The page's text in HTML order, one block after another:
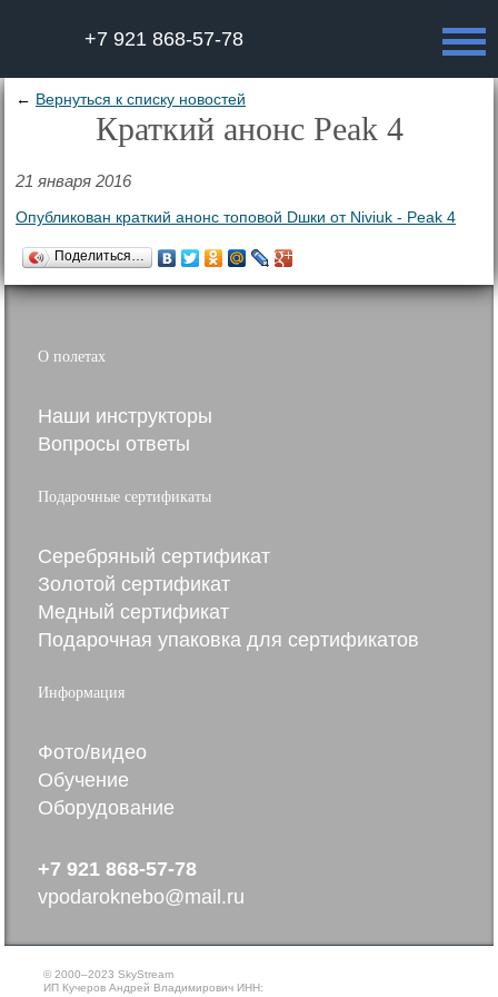
+7 921 868-57-78
← Вернуться к списку новостей
Краткий анонс Peak 4
21 января 2016
Опубликован краткий анонс топовой Dшки от Niviuk - Peak 4
Поделиться…
О полетах
Наши инструкторы
Вопросы ответы
Подарочные сертификаты
Серебряный сертификат
Золотой сертификат
Медный сертификат
Подарочная упаковка для сертификатов
Информация
Фото/видео
Обучение
Оборудование
+7 921 868-57-78
vpodaroknebo@mail.ru
© 2000–2023 SkyStream
ИП Кучеров Андрей Владимирович ИНН: